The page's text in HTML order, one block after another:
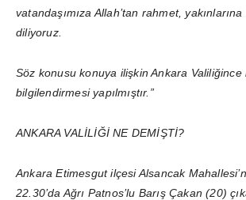
vatandaşımıza Allah’tan rahmet, yakınlarına
diliyoruz.
Söz konusu konuya ilişkin Ankara Valiliğince
bilgilendirmesi yapılmıştır.”
ANKARA VALİLİĞİ NE DEMİŞTİ?
Ankara Etimesgut ilçesi Alsancak
22.30’da Ağrı Patnos’lu Barış Çakan (20)